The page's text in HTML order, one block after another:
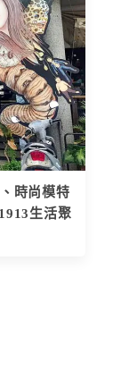
時尚模特
生活聚